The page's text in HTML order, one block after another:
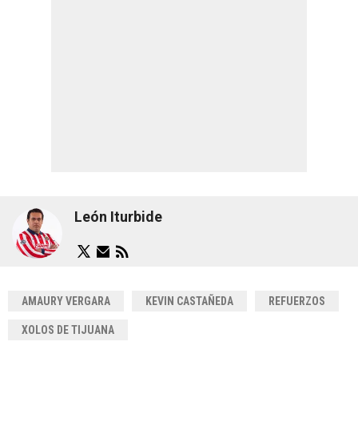
León Iturbide
AMAURY VERGARA KEVIN CASTAÑEDA REFUERZOS
XOLOS DE TIJUANA